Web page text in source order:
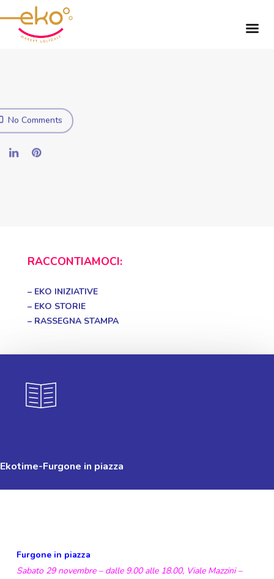
No Comments
RACCONTIAMOCI:
– EKO INIZIATIVE
– EKO STORIE
– RASSEGNA STAMPA
Ekotime-Furgone in piazza
Furgone in piazza
Sabato 29 novembre – dalle 9.00 alle 18.00, Viale Mazzini –